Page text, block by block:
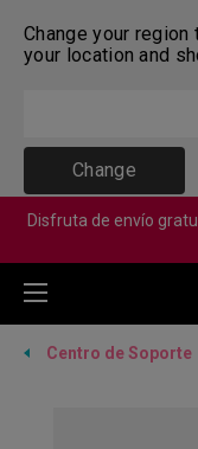
Change your
your location and
Change
Disfruta de envío
Centro de Soporte